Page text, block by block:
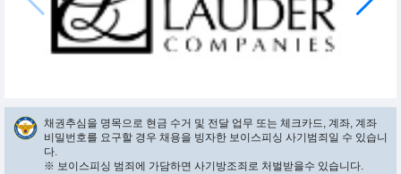
채권추심을 명목으로 현금 수거 및 전달 업무 또는 체크카드, 계좌, 계좌
비밀번호를 요구할 경우 채용을 빙자한 보이스피싱 사기범죄일 수 있습니
다.
※ 보이스피싱 범죄에 가담하면 사기방조죄로 처벌받을수 있습니다.